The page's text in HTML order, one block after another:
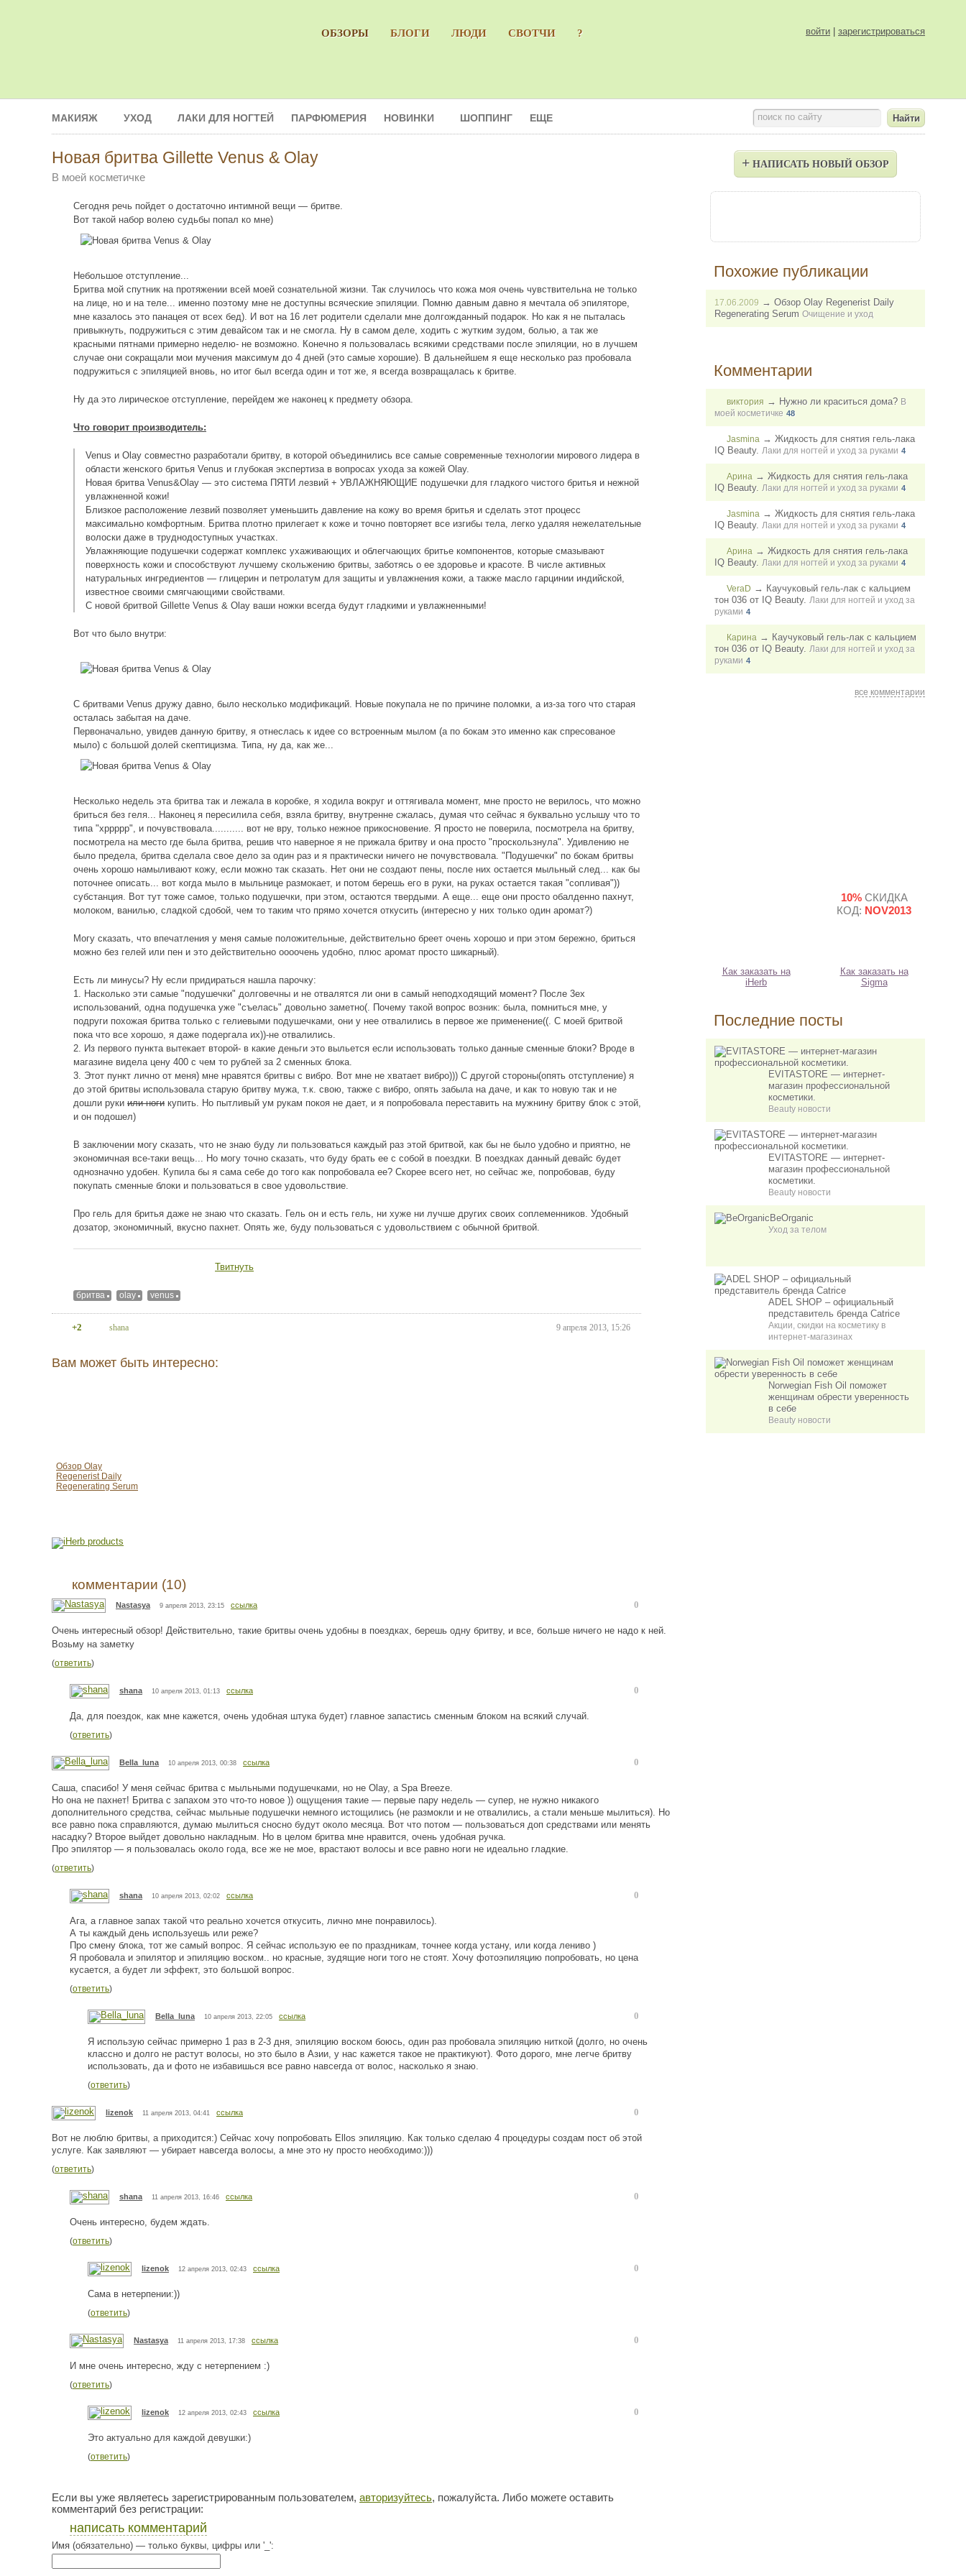
войти зарегистрироваться
ОБЗОРЫ БЛОГИ ЛЮДИ СВОТЧИ ?
поиск по сайту
МАКИЯЖ УХОД ЛАКИ ДЛЯ НОГТЕЙ ПАРФЮМЕРИЯ НОВИНКИ ШОППИНГ ЕЩЕ
Новая бритва Gillette Venus & Olay
В моей косметичке
Сегодня речь пойдет о достаточно интимной вещи — бритве.
Вот такой набор волею судьбы попал ко мне)
Небольшое отступление...
Бритва мой спутник на протяжении всей моей сознательной жизни. Так случилось что кожа моя очень чувствительна не только
на лице, но и на теле... именно поэтому мне не доступны всяческие эпиляции. Помню давным давно я мечтала об эпиляторе,
мне казалось это панацея от всех бед). И вот на 16 лет родители сделали мне долгожданный подарок. Но как я не пыталась
привыкнуть, подружиться с этим девайсом так и не смогла. Ну в самом деле, ходить с жутким зудом, болью, а так же
красными пятнами примерно неделю- не возможно. Конечно я пользовалась всякими средствами после эпиляции, но в лучшем
случае они сокращали мои мучения максимум до 4 дней (это самые хорошие). В дальнейшем я еще несколько раз пробовала
подружиться с эпиляцией вновь, но итог был всегда один и тот же, я всегда возвращалась к бритве.
Ну да это лирическое отступление, перейдем же наконец к предмету обзора.
Что говорит производитель:
Venus и Olay совместно разработали бритву, в которой объединились все самые современные технологии мирового лидера в
области женского бритья Venus и глубокая экспертиза в вопросах ухода за кожей Olay.
Новая бритва Venus&Olay — это система ПЯТИ лезвий + УВЛАЖНЯЮЩИЕ подушечки для гладкого чистого бритья и нежной
увлажненной кожи!
Близкое расположение лезвий позволяет уменьшить давление на кожу во время бритья и сделать этот процесс
максимально комфортным. Бритва плотно прилегает к коже и точно повторяет все изгибы тела, легко удаляя нежелательные
волоски даже в труднодоступных участках.
Увлажняющие подушечки содержат комплекс ухаживающих и облегчающих бритье компонентов, которые смазывают
поверхность кожи и способствуют лучшему скольжению бритвы, заботясь о ее здоровье и красоте. В числе активных
натуральных ингредиентов — глицерин и петролатум для защиты и увлажнения кожи, а также масло гарцинии индийской,
известное своими смягчающими свойствами.
С новой бритвой Gillette Venus & Olay ваши ножки всегда будут гладкими и увлажненными!
Вот что было внутри:
С бритвами Venus дружу давно, было несколько модификаций. Новые покупала не по причине поломки, а из-за того что старая
осталась забытая на даче.
Первоначально, увидев данную бритву, я отнеслась к идее со встроенным мылом (а по бокам это именно как спресованое
мыло) с большой долей скептицизма. Типа, ну да, как же...
Несколько недель эта бритва так и лежала в коробке, я ходила вокруг и оттягивала момент, мне просто не верилось, что можно
бриться без геля... Наконец я пересилила себя, взяла бритву, внутренне сжалась, думая что сейчас я буквально услышу что то
типа "хррррр", и почувствовала........... вот не вру, только нежное прикосновение. Я просто не поверила, посмотрела на бритву,
посмотрела на место где была бритва, решив что наверное я не прижала бритву и она просто "проскользнула". Удивлению не
было предела, бритва сделала свое дело за один раз и я практически ничего не почувствовала. "Подушечки" по бокам бритвы
очень хорошо намыливают кожу, если можно так сказать. Нет они не создают пены, после них остается мыльный след... как бы
поточнее описать... вот когда мыло в мыльнице размокает, и потом берешь его в руки, на руках остается такая "сопливая"))
субстанция. Вот тут тоже самое, только подушечки, при этом, остаются твердыми. А еще... еще они просто обалденно пахнут,
молоком, ванилью, сладкой сдобой, чем то таким что прямо хочется откусить (интересно у них только один аромат?)
Могу сказать, что впечатления у меня самые положительные, действительно бреет очень хорошо и при этом бережно, бриться
можно без гелей или пен и это действительно оооочень удобно, плюс аромат просто шикарный).
Есть ли минусы? Ну если придираться нашла парочку:
1. Насколько эти самые "подушечки" долговечны и не отвалятся ли они в самый неподходящий момент? После 3ех
использований, одна подушечка уже "съелась" довольно заметно(. Почему такой вопрос возник: была, помниться мне, у
подруги похожая бритва только с гелиевыми подушечками, они у нее отвалились в первое же применение((. С моей бритвой
пока что все хорошо, я даже подергала их))-не отвалились.
2. Из первого пункта вытекает второй- в какие деньги это выльется если использовать только данные сменные блоки? Вроде в
магазине видела цену 400 с чем то рублей за 2 сменных блока.
3. Этот пункт лично от меня) мне нравятся бритвы с вибро. Вот мне не хватает вибро))) С другой стороны(опять отступление) я
до этой бритвы использовала старую бритву мужа, т.к. свою, также с вибро, опять забыла на даче, и как то новую так и не
дошли руки или ноги купить. Но пытливый ум рукам покоя не дает, и я попробовала переставить на мужнину бритву блок с этой,
и он подошел)
В заключении могу сказать, что не знаю буду ли пользоваться каждый раз этой бритвой, как бы не было удобно и приятно, не
экономичная все-таки вещь... Но могу точно сказать, что буду брать ее с собой в поездки. В поездках данный девайс будет
однозначно удобен. Купила бы я сама себе до того как попробовала ее? Скорее всего нет, но сейчас же, попробовав, буду
покупать сменные блоки и пользоваться в свое удовольствие.
Про гель для бритья даже не знаю что сказать. Гель он и есть гель, ни хуже ни лучше других своих соплеменников. Удобный
дозатор, экономичный, вкусно пахнет. Опять же, буду пользоваться с удовольствием с обычной бритвой.
Твитнуть
бритва olay venus
9 апреля 2013, 15:26
+2 shana
Вам может быть интересно:
Обзор Olay
Regenerist Daily
Regenerating Serum
комментарии (10)
0
Nastasya 9 апреля 2013, 23:15 ссылка
Очень интересный обзор! Действительно, такие бритвы очень удобны в поездках, берешь одну бритву, и все, больше ничего не надо к ней.
Возьму на заметку
(ответить)
0
shana 10 апреля 2013, 01:13 ссылка
Да, для поездок, как мне кажется, очень удобная штука будет) главное запастись сменным блоком на всякий случай.
(ответить)
0
Bella_luna 10 апреля 2013, 00:38 ссылка
Саша, спасибо! У меня сейчас бритва с мыльными подушечками, но не Olay, а Spa Breeze.
Но она не пахнет! Бритва с запахом это что-то новое )) ощущения такие — первые пару недель — супер, не нужно никакого
дополнительного средства, сейчас мыльные подушечки немного истощились (не размокли и не отвалились, а стали меньше мылиться). Но
все равно пока справляются, думаю мылиться сносно будут около месяца. Вот что потом — пользоваться доп средствами или менять
насадку? Второе выйдет довольно накладным. Но в целом бритва мне нравится, очень удобная ручка.
Про эпилятор — я пользовалась около года, все же не мое, врастают волосы и все равно ноги не идеально гладкие.
(ответить)
0
shana 10 апреля 2013, 02:02 ссылка
Ага, а главное запах такой что реально хочется откусить, лично мне понравилось).
А ты каждый день используешь или реже?
Про смену блока, тот же самый вопрос. Я сейчас использую ее по праздникам, точнее когда устану, или когда лениво )
Я пробовала и эпилятор и эпиляцию воском.. но красные, зудящие ноги того не стоят. Хочу фотоэпиляцию попробовать, но цена
кусается, а будет ли эффект, это большой вопрос.
(ответить)
0
Bella_luna 10 апреля 2013, 22:05 ссылка
Я использую сейчас примерно 1 раз в 2-3 дня, эпиляцию воском боюсь, один раз пробовала эпиляцию ниткой (долго, но очень
классно и долго не растут волосы, но это было в Азии, у нас кажется такое не практикуют). Фото дорого, мне легче бритву
использовать, да и фото не избавишься все равно навсегда от волос, насколько я знаю.
(ответить)
0
lizenok 11 апреля 2013, 04:41 ссылка
Вот не люблю бритвы, а приходится:) Сейчас хочу попробовать Ellos эпиляцию. Как только сделаю 4 процедуры создам пост об этой
услуге. Как заявляют — убирает навсегда волосы, а мне это ну просто необходимо:)))
(ответить)
0
shana 11 апреля 2013, 16:46 ссылка
Очень интересно, будем ждать.
(ответить)
0
lizenok 12 апреля 2013, 02:43 ссылка
Сама в нетерпении:))
(ответить)
0
Nastasya 11 апреля 2013, 17:38 ссылка
И мне очень интересно, жду с нетерпением :)
(ответить)
0
lizenok 12 апреля 2013, 02:43 ссылка
Это актуально для каждой девушки:)
(ответить)
Если вы уже являетесь зарегистрированным пользователем, авторизуйтесь, пожалуйста. Либо можете оставить
комментарий без регистрации:
написать комментарий
Имя (обязательно) — только буквы, цифры или '_':
+ НАПИСАТЬ НОВЫЙ ОБЗОР
Похожие публикации
17.06.2009 → Обзор Olay Regenerist Daily
Regenerating Serum Очищение и уход
Комментарии
виктория → Нужно ли краситься дома? В
моей косметичке 48
Jasmina → Жидкость для снятия гель-лака
IQ Beauty. Лаки для ногтей и уход за руками 4
Арина → Жидкость для снятия гель-лака
IQ Beauty. Лаки для ногтей и уход за руками 4
Jasmina → Жидкость для снятия гель-лака
IQ Beauty. Лаки для ногтей и уход за руками 4
Арина → Жидкость для снятия гель-лака
IQ Beauty. Лаки для ногтей и уход за руками 4
VeraD → Каучуковый гель-лак с кальцием
тон 036 от IQ Beauty. Лаки для ногтей и уход за
руками 4
Карина → Каучуковый гель-лак с кальцием
тон 036 от IQ Beauty. Лаки для ногтей и уход за
руками 4
все комментарии
Как заказать на
iHerb
10%СКИДКА
КОД: NOV2013
Как заказать на
Sigma
Последние посты
EVITASTORE — интернет-
магазин профессиональной
косметики.
Beauty новости
EVITASTORE — интернет-
магазин профессиональной
косметики.
Beauty новости
BeOrganic
Уход за телом
ADEL SHOP – официальный
представитель бренда Catrice
Акции, скидки на косметику в
интернет-магазинах
Norwegian Fish Oil поможет
женщинам обрести уверенность
в себе
Beauty новости